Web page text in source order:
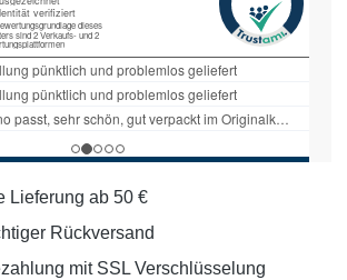
Lieferung ab 50 €
Rückversand
mit SSL Verschlüsselung